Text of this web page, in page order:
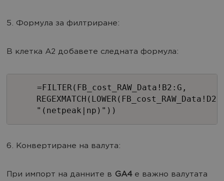
5. Формула за филтриране:
В клетка A2 добавете следната формула:
=FILTER(FB_cost_RAW_Data!B2:G,
"(netpeak|np)"))
6. Конвертиране на валута:
При импорт на данните в GA4 e важно валутата